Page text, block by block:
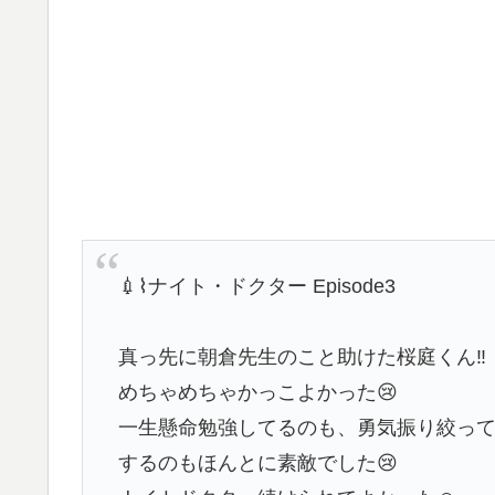
💉⌇ナイト・ドクター Episode3
真っ先に朝倉先生のこと助けた桜庭くん‼︎
めちゃめちゃかっこよかった😢
一生懸命勉強してるのも、勇気振り絞っ
するのもほんとに素敵でした😢